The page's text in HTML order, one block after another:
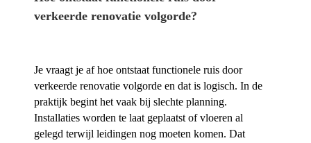
verkeerde renovatie volgorde?
Je vraagt je af hoe ontstaat functionele ruis door
verkeerde renovatie volgorde en dat is logisch.​ In de
praktijk begint het vaak bij slechte planning.​
Installaties worden te laat geplaatst of vloeren al
gelegd terwijl leidingen nog moeten komen.​ Dat